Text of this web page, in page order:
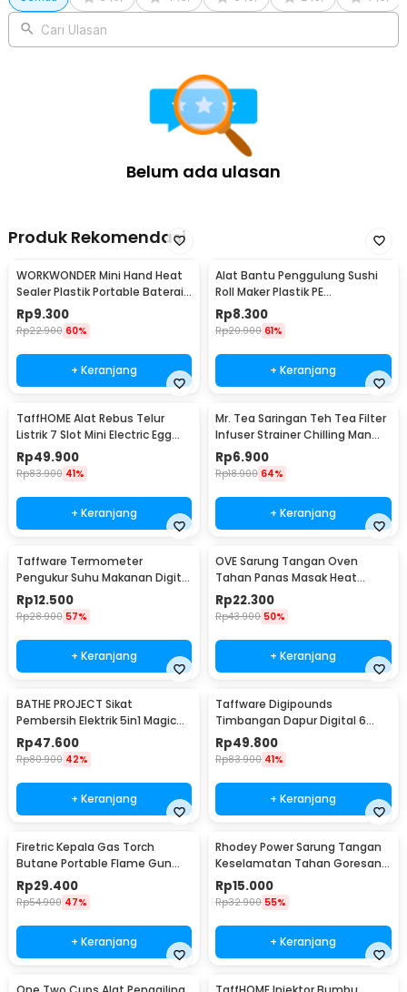
Cari Ulasan
Belum ada ulasan
Produk Rekomendasi
WORKWONDER Mini Hand Heat
Sealer Plastik Portable Baterai
AA - LX2000A
Rp9.300
Rp22.900 60%
+ Keranjang
Alat Bantu Penggulung Sushi
Roll Maker Plastik PE
22x20.5x0.1cm - E1119
Rp8.300
Rp20.900 61%
+ Keranjang
TaffHOME Alat Rebus Telur
Listrik 7 Slot Mini Electric Egg
Cooker 350W - YS-203
Rp49.900
Rp83.900 41%
+ Keranjang
Mr. Tea Saringan Teh Tea Filter
Infuser Strainer Chilling Man
Silicon - MR03
Rp6.900
Rp18.900 64%
+ Keranjang
Taffware Termometer
Pengukur Suhu Makanan Digital
Daging Kopi Susu - TP101
Rp12.500
Rp28.900 57%
+ Keranjang
OVE Sarung Tangan Oven
Tahan Panas Masak Heat
Resistant Gloves - 540F
Rp22.300
Rp43.900 50%
+ Keranjang
BATHE PROJECT Sikat
Pembersih Elektrik 5in1 Magic
Brush Rechargeable - WQ8110
Rp47.600
Rp80.900 42%
+ Keranjang
Taffware Digipounds
Timbangan Dapur Digital 6
Satuan 1kg 0.1g - i2000
Rp49.800
Rp83.900 41%
+ Keranjang
Firetric Kepala Gas Torch
Butane Portable Flame Gun
Adjustable - 807
Rp29.400
Rp54.900 47%
+ Keranjang
Rhodey Power Sarung Tangan
Keselamatan Tahan Goresan
Pisau - EN388
Rp15.000
Rp32.900 55%
+ Keranjang